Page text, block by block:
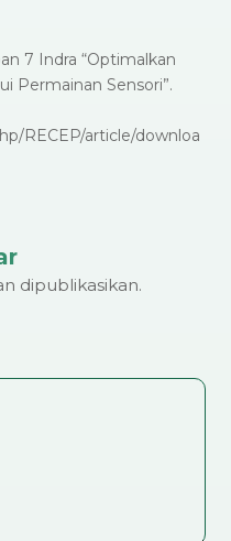
7 Indra “Optimalkan
Permainan Sensori”.
RECEP/article/downloa
dipublikasikan.